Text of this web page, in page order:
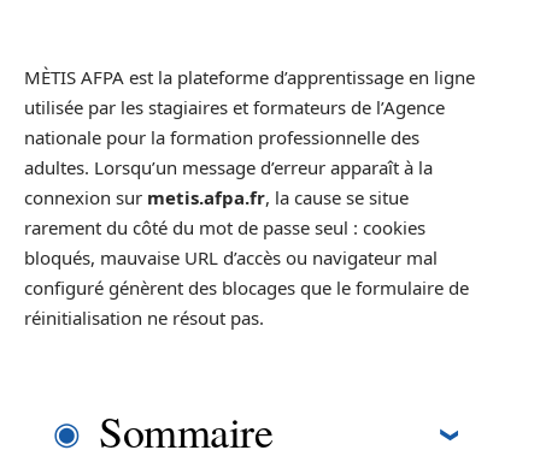
MÈTIS AFPA est la plateforme d’apprentissage en ligne
utilisée par les stagiaires et formateurs de l’Agence
nationale pour la formation professionnelle des
adultes. Lorsqu’un message d’erreur apparaît à la
connexion sur metis.afpa.fr, la cause se situe
rarement du côté du mot de passe seul : cookies
bloqués, mauvaise URL d’accès ou navigateur mal
configuré génèrent des blocages que le formulaire de
réinitialisation ne résout pas.
Sommaire